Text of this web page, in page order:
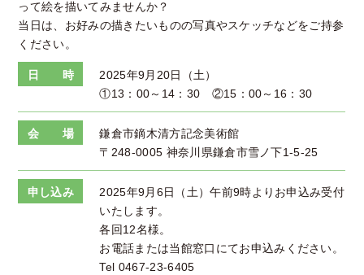
って絵を描いてみませんか？
当日は、お好みの描きたいものの写真やスケッチなどをご持参
ください。
日 時
2025年9月20日（土）
①13：00～14：30 ②15：00～16：30
会 場
鎌倉市鏑木清方記念美術館
〒248-0005 神奈川県鎌倉市雪ノ下1-5-25
申し込み
2025年9月6日（土）午前9時よりお申込み受付
いたします。
各回12名様。
お電話または当館窓口にてお申込みください。
Tel 0467-23-6405